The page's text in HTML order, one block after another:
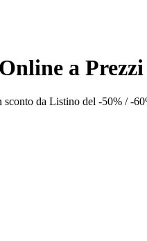
a
da Listino del -50% / -